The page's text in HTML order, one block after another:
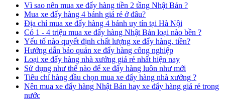
Vì sao nên mua xe đẩy hàng tiền 2 tầng Nhật Bản ?
Mua xe đẩy hàng 4 bánh giá rẻ ở đâu?
Địa chỉ mua xe đẩy hàng 4 bánh uy tín tại Hà Nội
Có 1 - 4 triệu mua xe đẩy hàng Nhật Bản loại nào bền ?
Yếu tố nào quyết định chất lượng xe đẩy hàng, tiền?
Hướng dẫn bảo quản xe đẩy hàng công nghiệp
Loại xe đẩy hàng nhà xưởng giá rẻ nhất hiện nay
Sử dụng như thế nào để xe đẩy hàng luôn như mới
Tiêu chí hàng đầu chọn mua xe đẩy hàng nhà xưởng ?
Nên mua xe đẩy hàng Nhật Bản hay xe đẩy hàng giá rẻ trong
nước